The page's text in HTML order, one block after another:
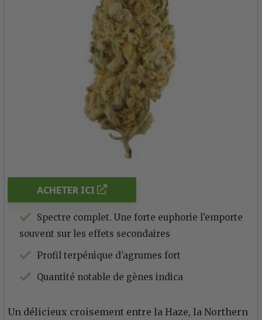
ACHETER ICI
Spectre complet. Une forte euphorie l’emporte
souvent sur les effets secondaires
Profil terpénique d’agrumes fort
Quantité notable de gènes indica
Un délicieux croisement entre la Haze, la Northern